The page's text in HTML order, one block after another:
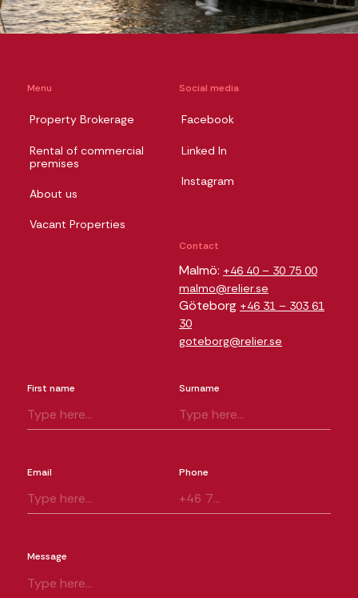
Menu
Property Brokerage
Rental of commercial
premises
About us
Vacant Properties
Social media
Facebook
Linked In
Instagram
Contact
Malmö: +46 40 – 30 75 00
malmo@relier.se
Göteborg +46 31 – 303 61
30
goteborg@relier.se
First name Surname
Email Phone
Message